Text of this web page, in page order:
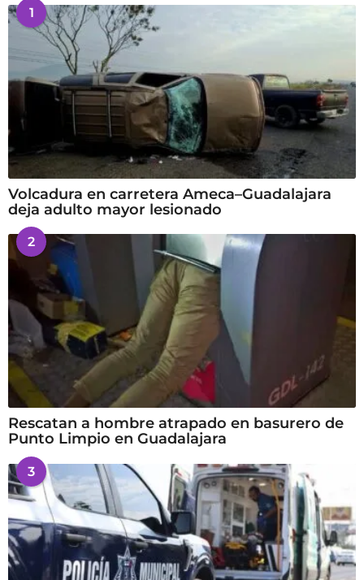
1
Volcadura en carretera Ameca–Guadalajara
deja adulto mayor lesionado
2
Rescatan a hombre atrapado en basurero de
Punto Limpio en Guadalajara
3